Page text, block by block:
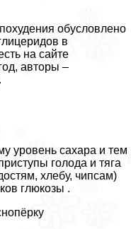
обусловлено
в
на сайте
авторы –
уровень сахара и тем
голода и тяга
хлебу, чипсам)
глюкозы .